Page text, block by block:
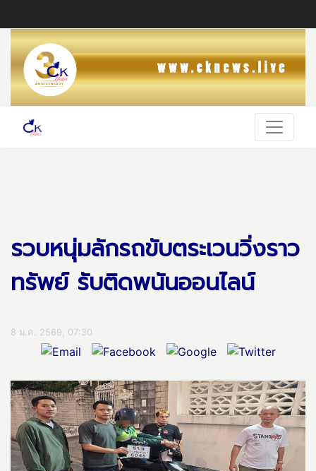
รวบหนุ่มลักรถขับตระเวนวิ่งราว
ทรัพย์ รับติดพนันออนไลน์
8 ม.ค. 2569, 07:30